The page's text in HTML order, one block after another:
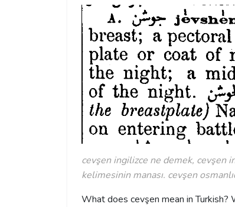
cevşen ingilizce ne demek, cevşen
kelimesinin manası. cevşen
What does cevşen mean in Turkish?